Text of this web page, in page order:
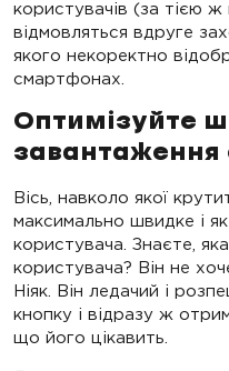
користувачів (за тією
відмовляться вдруге
якого некоректно
смартфонах.
Оптимізуйте
завантаження
Вісь, навколо якої
максимально швидке і
користувача. Знаєте,
користувача? Він не
Ніяк. Він ледачий і
кнопку і відразу ж
що його цікавить.